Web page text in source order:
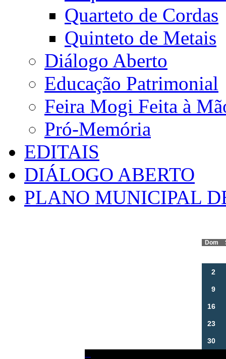
Quarteto de Cordas
Quinteto de Metais
Diálogo Aberto
Educação Patrimonial
Feira Mogi Feita à
Pró-Memória
EDITAIS
DIÁLOGO ABERTO
PLANO MUNICIPAL
Dom
2
9
16
23
30